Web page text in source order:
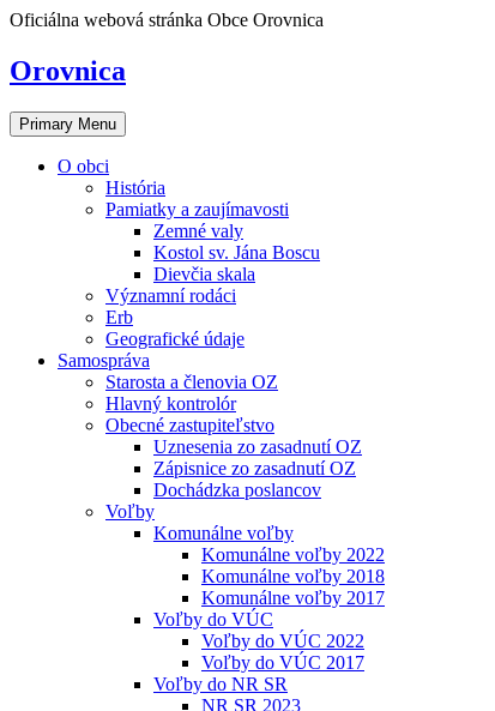
Skip
content
Oficiálna webová stránka Obce Orovnica
Orovnica
Primary Menu
O obci
História
Pamiatky a zaujímavosti
Zemné valy
Kostol sv. Jána Boscu
Dievčia skala
Významní rodáci
Erb
Geografické údaje
Samospráva
Starosta a členovia OZ
Hlavný kontrolór
Obecné zastupiteľstvo
Uznesenia zo zasadnutí OZ
Zápisnice zo zasadnutí OZ
Dochádzka poslancov
Voľby
Komunálne voľby
Komunálne voľby 2022
Komunálne voľby 2018
Komunálne voľby 2017
Voľby do VÚC
Voľby do VÚC 2022
Voľby do VÚC 2017
Voľby do NR SR
NR SR 2023